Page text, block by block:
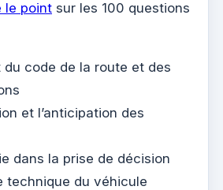
le point sur les 100 questions
du code de la route et des
et l’anticipation des
dans la prise de décision
technique du véhicule